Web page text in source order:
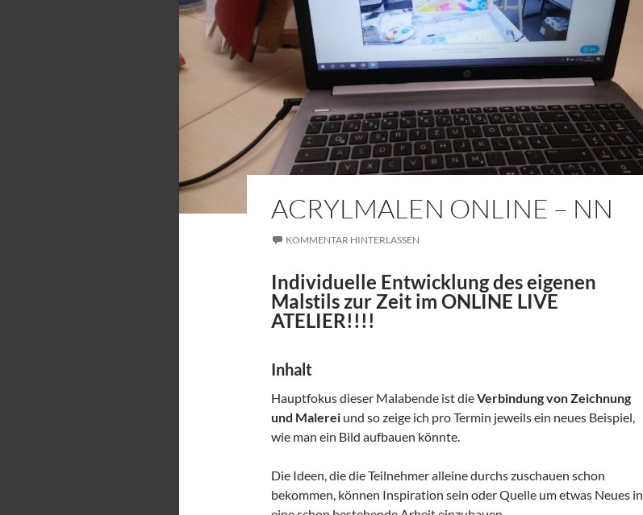
ACRYLMALEN ONLINE – NN
KOMMENTAR HINTERLASSEN
Individuelle Entwicklung des eigenen
Malstils zur Zeit im ONLINE LIVE
ATELIER!!!!
Inhalt
Hauptfokus dieser Malabende ist dieVerbindung von Zeichnung
und Malerei und so zeige ich pro Termin jeweils ein neues Beispiel,
wie man ein Bild aufbauen könnte.
Die Ideen, die die Teilnehmer alleine durchs zuschauen schon
bekommen, können Inspiration sein oder Quelle um etwas Neues in